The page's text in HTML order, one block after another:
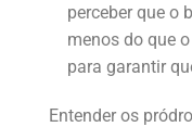
perceber que o
menos do que
para garantir
Entender os